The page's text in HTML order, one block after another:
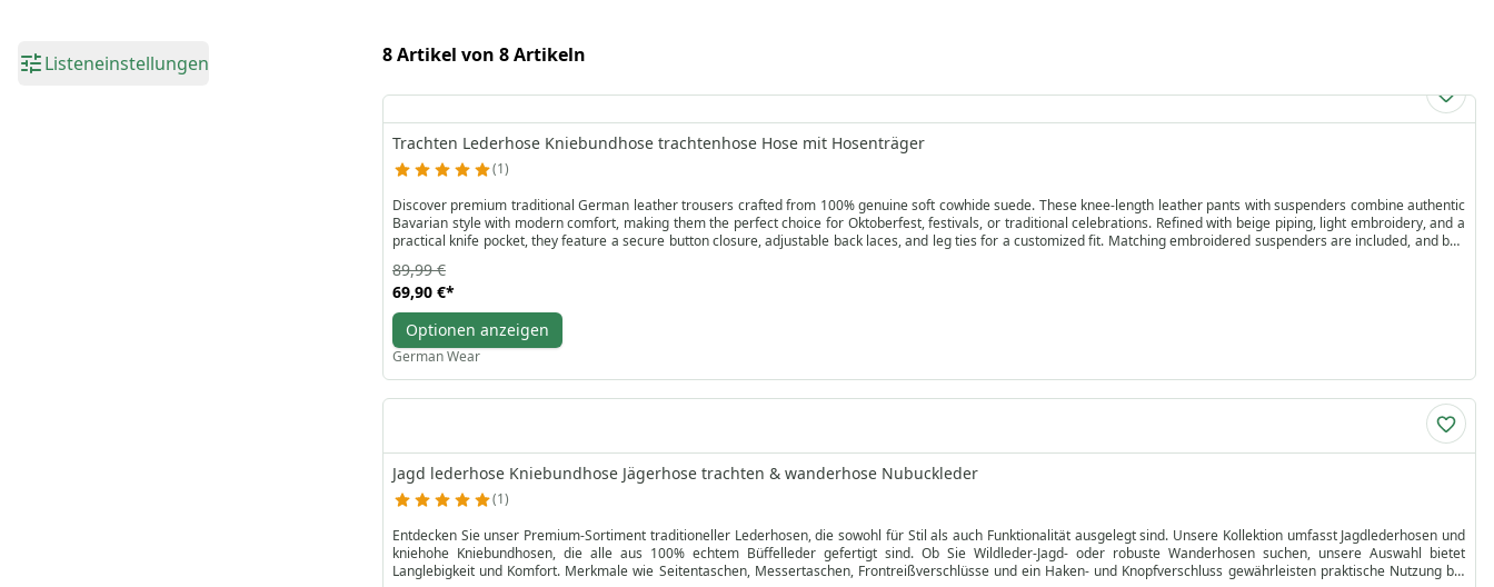
Listeneinstellungen 8 Artikel von 8 Artikeln
Trachten Lederhose Kniebundhose trachtenhose Hose mit Hosenträger
1
Discover premium traditional German leather trousers crafted from 100% genuine soft cowhide suede. These knee-length leather pants with suspenders combine authentic
Bavarian style with modern comfort, making them the perfect choice for Oktoberfest, festivals, or traditional celebrations. Refined with beige piping, light embroidery, and a
practical knife pocket, they feature a secure button closure, adjustable back laces, and leg ties for a customized fit. Matching embroidered suspenders are included, and belt
The suede leather is soft, breathable, and comfortable against the skin, ideal for occasional festive wear. Please note: as split leather, it is less durable than nappa or full-grain
leather and may show wear over time with frequent or intensive use. Designed and manufactured by German Wear, these men’s festival pants reflect authentic Bavarian
tradition and fashion—making them one of the best Oktoberfest pants online. Shop now!
69,90 €*
89,99 €
Optionen anzeigen
German Wear
Jagd lederhose Kniebundhose Jägerhose trachten & wanderhose Nubuckleder
1
Entdecken Sie unser Premium-Sortiment traditioneller Lederhosen, die sowohl für Stil als auch Funktionalität ausgelegt sind. Unsere Kollektion umfasst Jagdlederhosen und
kniehohe Kniebundhosen, die alle aus 100% echtem Büffelleder gefertigt sind. Ob Sie Wildleder-Jagd- oder robuste Wanderhosen suchen, unsere Auswahl bietet
Langlebigkeit und Komfort. Merkmale wie Seitentaschen, Messertaschen, Frontreißverschlüsse und ein Haken- und Knopfverschluss gewährleisten praktische Nutzung bei